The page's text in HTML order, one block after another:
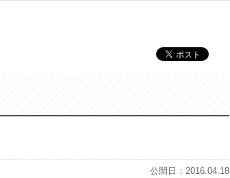
公開日：2016.04.18